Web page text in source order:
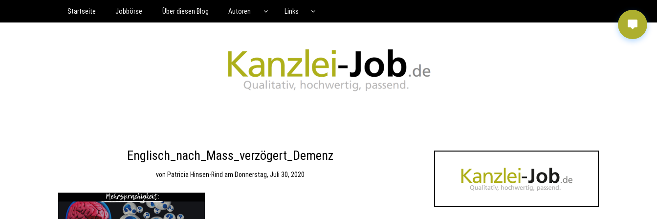
Startseite Jobbörse Über diesen Blog Autoren Links
Englisch_nach_Mass_verzögert_Demenz
von Patricia Hinsen-Rind am Donnerstag, Juli 30, 2020